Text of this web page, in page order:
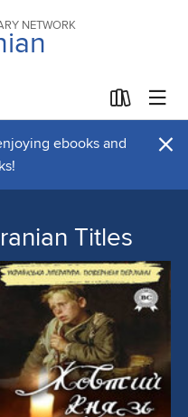
NETWORK
ebooks and
×
Titles